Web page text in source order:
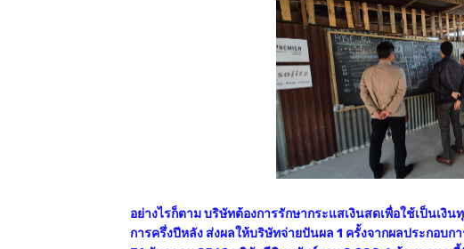
อย่างไรก็ตาม บริษัทต้องการรักษากระแสเงินสดเพื่อใช้เป็นเ
การครึ่งปีหลัง ส่งผลให้บริษัทจ่ายปันผล 1 ครั้งจากผลประกอบ